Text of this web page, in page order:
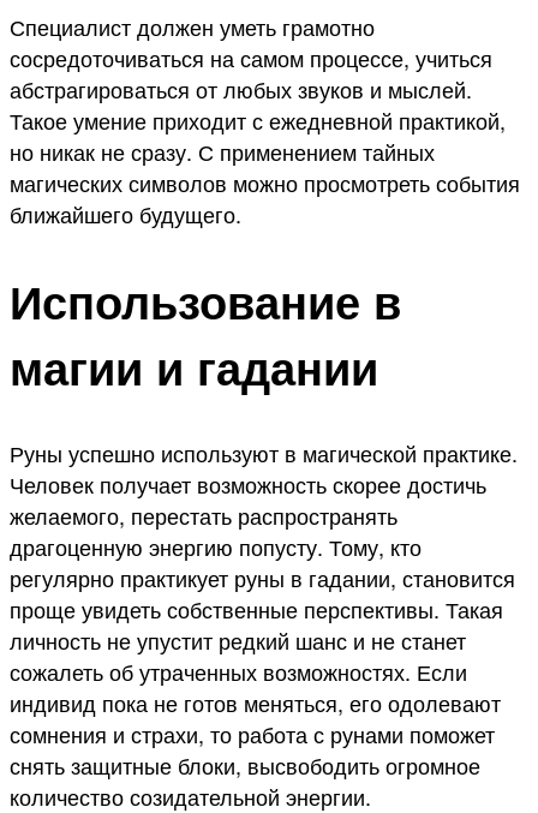
Специалист должен уметь грамотно
сосредоточиваться на самом процессе, учиться
абстрагироваться от любых звуков и мыслей.
Такое умение приходит с ежедневной практикой,
но никак не сразу. С применением тайных
магических символов можно просмотреть события
ближайшего будущего.
Использование в
магии и гадании
Руны успешно используют в магической практике.
Человек получает возможность скорее достичь
желаемого, перестать распространять
драгоценную энергию попусту. Тому, кто
регулярно практикует руны в гадании, становится
проще увидеть собственные перспективы. Такая
личность не упустит редкий шанс и не станет
сожалеть об утраченных возможностях. Если
индивид пока не готов меняться, его одолевают
сомнения и страхи, то работа с рунами поможет
снять защитные блоки, высвободить огромное
количество созидательной энергии.